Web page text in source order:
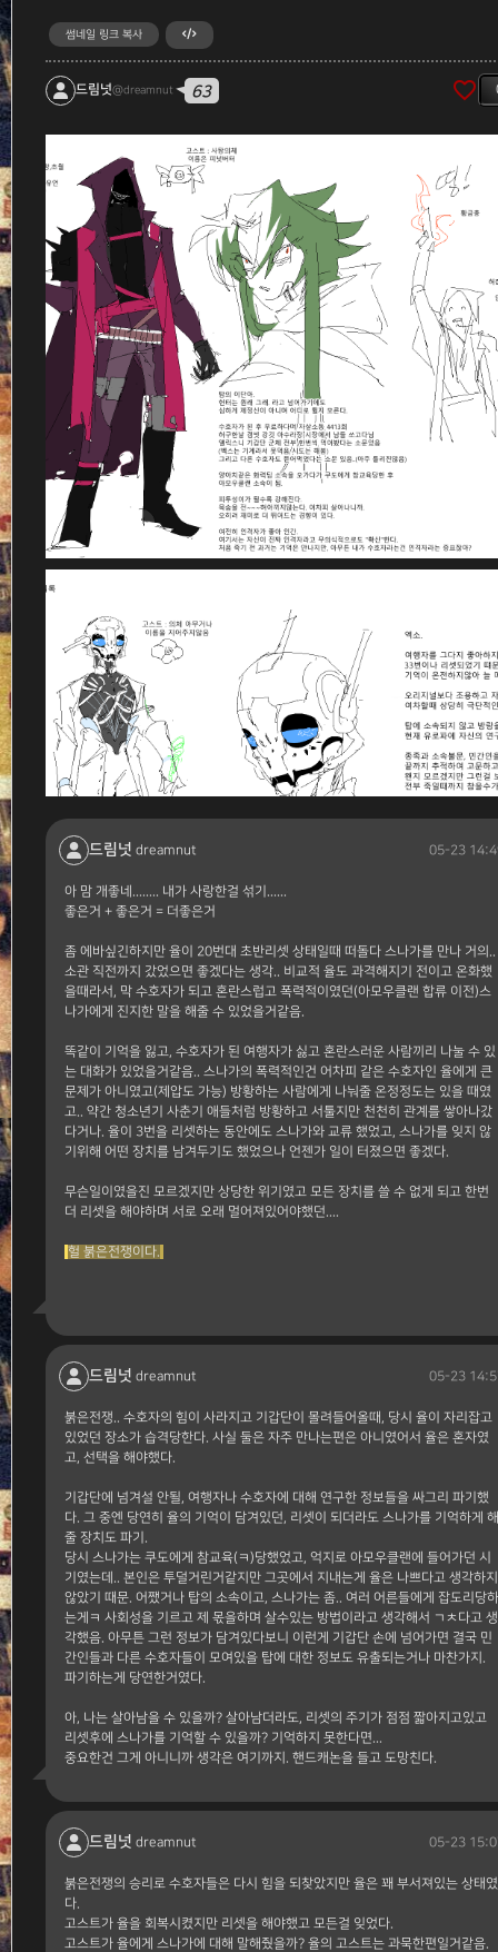
썸네일 링크 복사
드림넛@dreamnut 63 favorite_border
드림넛 dreamnut 05-23
아 맘 개좋네........ 내가 사랑한걸 섞기......
좋은거 + 좋은거 = 더좋은거
좀 에바싶긴하지만 율이 20번대 초반리셋 상태일때 떠돌다 스나가를 만나 거의..
소관 직전까지 갔었으면 좋겠다는 생각.. 비교적 율도 과격해지기 전이고 온화했
을때라서, 막 수호자가 되고 혼란스럽고 폭력적이였던(아모우클랜 합류 이전)스
나가에게 진지한 말을 해줄 수 있었을거같음.
똑같이 기억을 잃고, 수호자가 된 여행자가 싫고 혼란스러운 사람끼리 나눌 수 있
는 대화가 있었을거같음.. 스나가의 폭력적인건 어차피 같은 수호자인 율에게 큰
문제가 아니였고(제압도 가능) 방황하는 사람에게 나눠줄 온정정도는 있을 때였
고.. 약간 청소년기 사춘기 애들처럼 방황하고 서툴지만 천천히 관계를 쌓아나갔
다거나. 율이 3번을 리셋하는 동안에도 스나가와 교류 했었고, 스나가를 잊지 않
기위해 어떤 장치를 남겨두기도 했었으나 언젠가 일이 터졌으면 좋겠다.
무슨일이였을진 모르겠지만 상당한 위기였고 모든 장치를 쓸 수 없게 되고 한번
더 리셋을 해야하며 서로 오래 멀어져있어야했던....
헐 붉은전쟁이다.
드림넛 dreamnut 05-23
붉은전쟁.. 수호자의 힘이 사라지고 기갑단이 몰려들어올때, 당시 율이 자리잡고
있었던 장소가 습격당한다. 사실 둘은 자주 만나는편은 아니였어서 율은 혼자였
고, 선택을 해야했다.
기갑단에 넘겨설 안될, 여행자나 수호자에 대해 연구한 정보들을 싸그리 파기했
다. 그 중엔 당연히 율의 기억이 담겨있던, 리셋이 되더라도 스나가를 기억하게 해
줄 장치도 파기.
당시 스나가는 쿠도에게 참교육(ㅋ)당했었고, 억지로 아모우클랜에 들어가던 시
기였는데.. 본인은 투덜거린거같지만 그곳에서 지내는게 율은 나쁘다고 생각하지
않았기 때문. 어쨌거나 탑의 소속이고, 스나가는 좀.. 여러 어른들에게 잡도리당하
는게ㅋ 사회성을 기르고 제 몫을하며 살수있는 방법이라고 생각해서 ㄱㅊ다고 생
각했음. 아무튼 그런 정보가 담겨있다보니 이런게 기갑단 손에 넘어가면 결국 민
간인들과 다른 수호자들이 모여있을 탑에 대한 정보도 유출되는거나 마찬가지.
파기하는게 당연한거였다.
아, 나는 살아남을 수 있을까? 살아남더라도, 리셋의 주기가 점점 짧아지고있고
리셋후에 스나가를 기억할 수 있을까? 기억하지 못한다면...
중요한건 그게 아니니까 생각은 여기까지. 핸드캐논을 들고 도망친다.
드림넛 dreamnut 05-23
붉은전쟁의 승리로 수호자들은 다시 힘을 되찾았지만 율은 꽤 부서져있는 상태였
다.
고스트가 율을 회복시켰지만 리셋을 해야했고 모든걸 잊었다.
고스트가 율에게 스나가에 대해 말해줬을까? 율의 고스트는 과묵한편일거같음.